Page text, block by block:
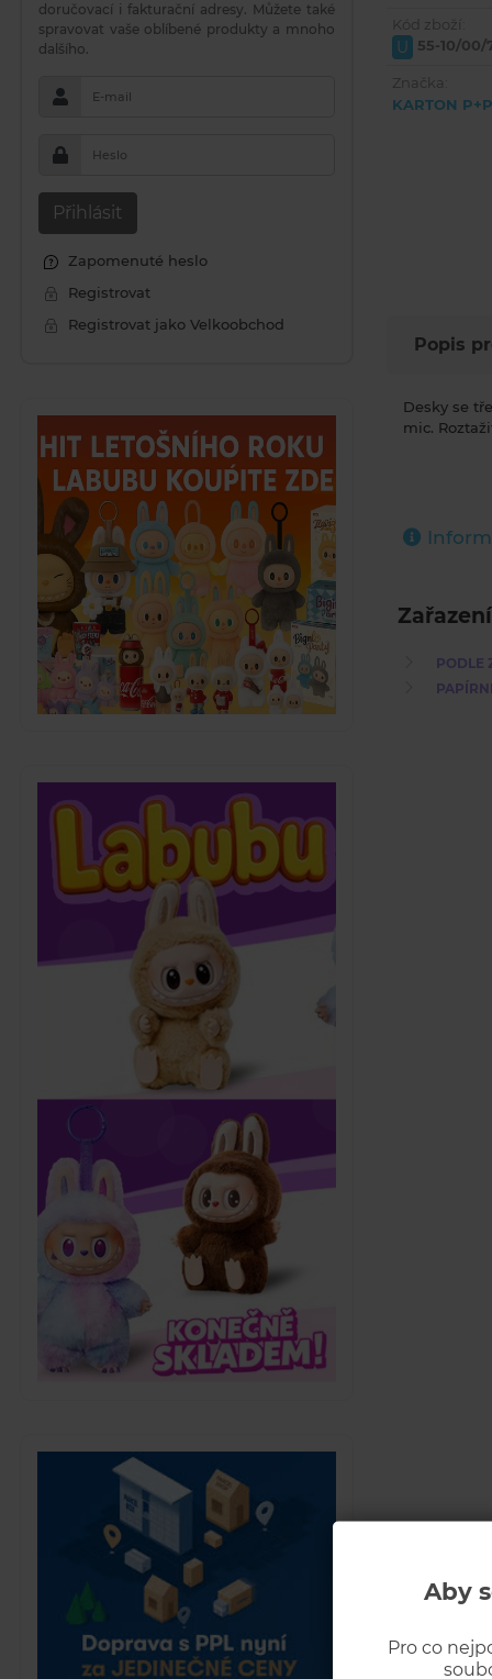
Aby
Pro co
Kód zboží:
U 55-10/00/
Značka:
KARTON P+P
Popis
Desky se
mic.
Zařazení
PODLE
doručovací i fakturační adresy. Můžete také
spravovat vaše oblíbené produkty a mnoho
dalšího.
E-mail
Heslo
Přihlásit
Zapomenuté heslo
Registrovat
Registrovat jako Velkoobchod